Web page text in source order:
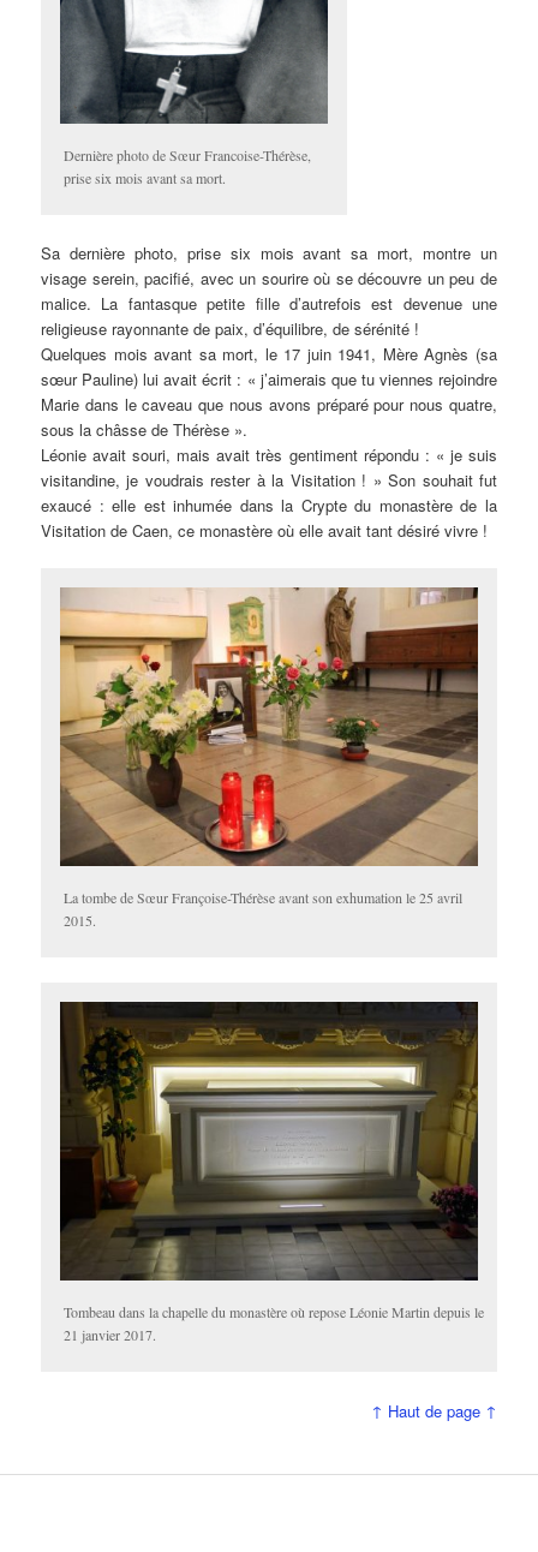
Dernière photo de Sœur Francoise-Thérèse,
prise six mois avant sa mort.
Sa dernière photo, prise six mois avant sa mort, montre un
visage serein, pacifié, avec un sourire où se découvre un peu de
malice. La fantasque petite fille d’autrefois est devenue une
religieuse rayonnante de paix, d’équilibre, de sérénité !
Quelques mois avant sa mort, le 17 juin 1941, Mère Agnès (sa
sœur Pauline) lui avait écrit : « j’aimerais que tu viennes rejoindre
Marie dans le caveau que nous avons préparé pour nous quatre,
sous la châsse de Thérèse ».
Léonie avait souri, mais avait très gentiment répondu : « je suis
visitandine, je voudrais rester à la Visitation ! » Son souhait fut
exaucé : elle est inhumée dans la Crypte du monastère de la
Visitation de Caen, ce monastère où elle avait tant désiré vivre !
La tombe de Sœur Françoise-Thérèse avant son exhumation le 25 avril
2015.
Tombeau dans la chapelle du monastère où repose Léonie Martin depuis le
21 janvier 2017.
↑ Haut de page ↑